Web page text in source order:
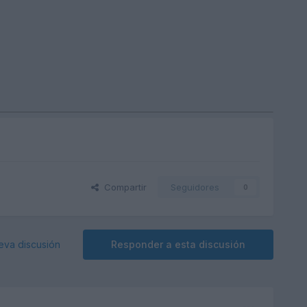
Compartir Seguidores 0
Responder a esta discusión
discusión